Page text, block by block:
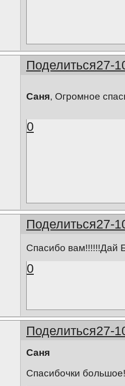
Поделиться27-
Саня, Огромное
0
Поделиться27-
Спасибо вам!!!!!!Дай
0
Поделиться27-
Саня
Спасибочки